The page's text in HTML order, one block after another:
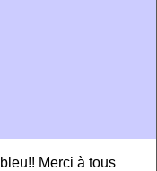
Merci à tous